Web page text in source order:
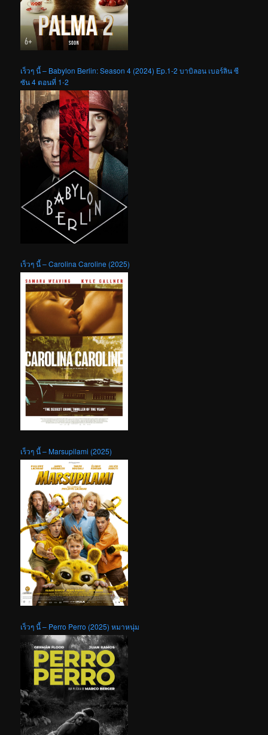
เร็วๆ นี้ – Babylon Berlin: Season 4 (2024) Ep.1-2 บาบิลอน เบอร์ลิน ซี
ซัน 4 ตอนที่ 1-2
เร็วๆ นี้ – Carolina Caroline (2025)
เร็วๆ นี้ – Marsupilami (2025)
เร็วๆ นี้ – Perro Perro (2025) หมาหนุ่ม